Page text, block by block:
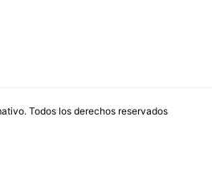
. Todos los derechos reservados